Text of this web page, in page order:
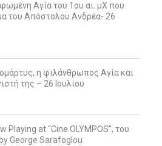
Αγία του 1ου αι. μΧ που
του Απόστολου Ανδρέα- 26
η φιλάνθρωπος Αγία και
της – 26 Ιουλίου
Playing at “Cine OLYMPOS”, του
George Sarafoglou